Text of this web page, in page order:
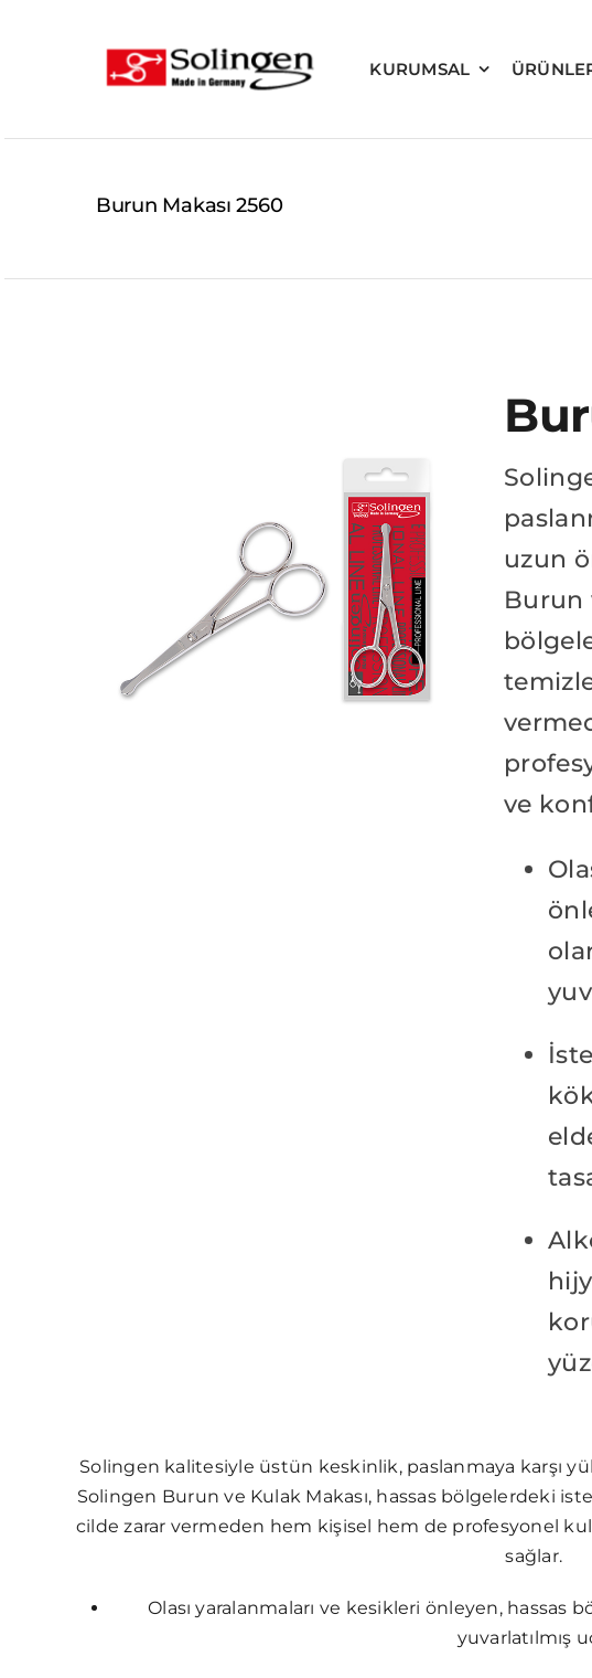
KURUMSAL
Burun Makası 2560
uzun
Burun
ve
Solingen kalitesiyle üstün keskinlik, paslanmaya karşı
Solingen Burun ve Kulak Makası, hassas bölgelerdeki
cilde zarar vermeden hem kişisel hem de profesyonel
sağlar.
Olası yaralanmaları ve kesikleri önleyen, hassas
yuvarlatılmış